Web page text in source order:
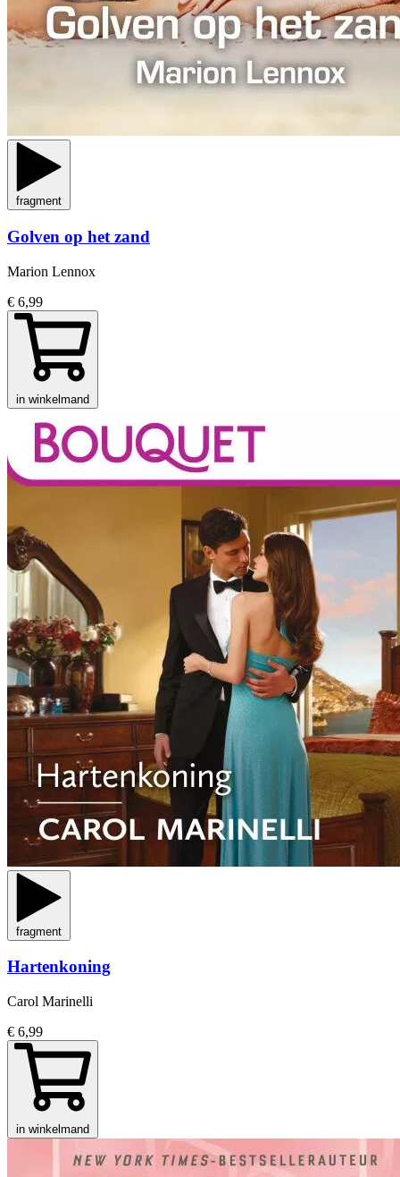
fragment
Golven op het zand
Marion Lennox
€ 6,99
in winkelmand
fragment
Hartenkoning
Carol Marinelli
€ 6,99
in winkelmand